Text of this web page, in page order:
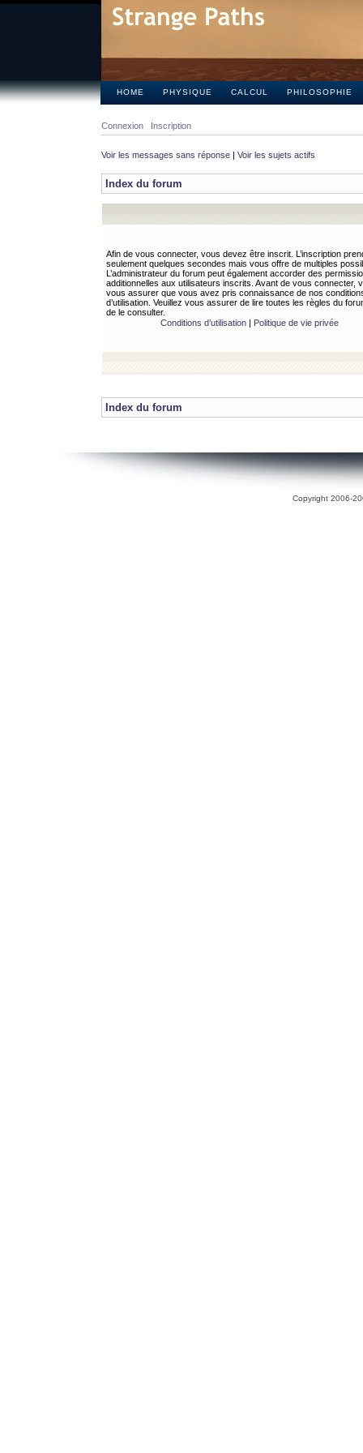
HOME PHYSIQUE CALCUL PHILOSOPHIE
Connexion Inscription
Voir les messages sans réponse | Voir les sujets actifs
Index du forum
Afin de vous connecter, vous devez être inscrit. L’inscription
seulement quelques secondes mais vous offre de multiples
L’administrateur du forum peut également accorder des
additionnelles aux utilisateurs inscrits. Avant de vous connecter,
vous assurer que vous avez pris connaissance de nos
d’utilisation. Veuillez vous assurer de lire toutes les règles du
de le consulter.
Conditions d’utilisation| Politique de vie privée
Index du forum
Copyright 2006-